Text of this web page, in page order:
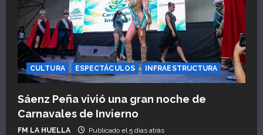
CULTURA ESPECTÁCULOS INFRAESTRUCTURA
Sáenz Peña vivió una gran noche de
Carnavales de Invierno
FM LA HUELLA Publicado el 5 días atrás